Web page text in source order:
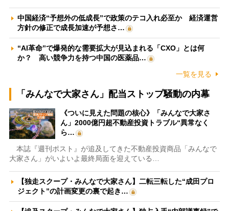
中国経済“予想外の低成長”で政策のテコ入れ必至か 経済運営
方針の修正で成長加速が予想さ…
“AI革命”で爆発的な需要拡大が見込まれる「CXO」とは何
か？ 高い競争力を持つ中国の医薬品…
一覧を見る
「みんなで大家さん」配当ストップ騒動の内幕
《ついに見えた問題の核心》「みんなで大家さ
ん」2000億円超不動産投資トラブル“異常なく
ら…
本誌『週刊ポスト』が追及してきた不動産投資商品「みんなで
大家さん」がいよいよ最終局面を迎えている…
【独走スクープ・みんなで大家さん】二転三転した“成田プロ
ジェクト”の計画変更の裏で起き…